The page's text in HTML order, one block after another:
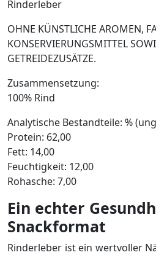
Rinderleber
OHNE KÜNSTLICHE AROMEN,
KONSERVIERUNGSMITTEL
GETREIDEZUSÄTZE.
Zusammensetzung:
100% Rind
Analytische Bestandteile: %
Protein: 62,00
Fett: 14,00
Feuchtigkeit: 12,00
Rohasche: 7,00
Ein echter
Snackformat
Rinderleber ist ein wertvoller